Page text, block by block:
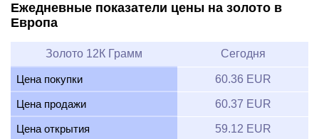
Ежедневные показатели цены на золото в
Европа
Золото 12К Грамм Сегодня
Цена покупки 60.36 EUR
Цена продажи 60.37 EUR
Цена открытия 59.12 EUR